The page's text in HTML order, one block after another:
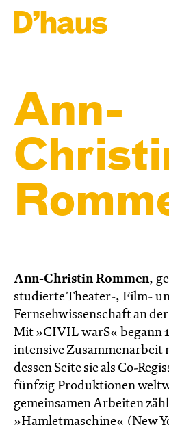
Ann-
Ann-Christin Rommen,
studierte Theater-, Film-
Fernsehwissenschaft an
Mit »CIVIL warS« begann
intensive Zusammenarbeit
dessen Seite sie als Co-
fünfzig Produktionen
gemeinsamen Arbeiten
»Hamletmaschine« (New